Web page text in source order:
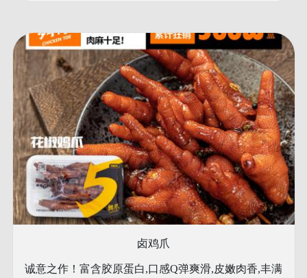
卤鸡爪
诚意之作！富含胶原蛋白,口感Q弹爽滑,皮嫩肉香,丰满